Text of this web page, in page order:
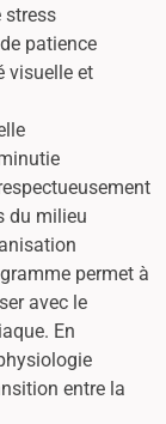
stress
patience
visuelle et
du milieu
permet à
avec le
En
entre la